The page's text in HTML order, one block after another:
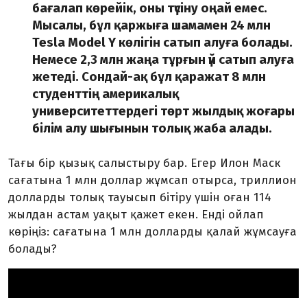
бағалап көрейік, оны түсіну оңай емес.
Мысалы, бұл қаржыға шамамен 24 млн
Tesla Model Y көлігін сатып алуға болады.
Немесе 2,3 млн жаңа тұрғын үй сатып алуға
жетеді. Сондай-ақ бұл қаражат 8 млн
студенттің америкалық
университеттердегі төрт жылдық жоғары
білім алу шығынын толық жаба алады.
Тағы бір қызық салыстыру бар. Егер Илон Маск
сағатына 1 млн доллар жұмсап отырса, триллион
долларды толық тауысып бітіру үшін оған 114
жылдан астам уақыт қажет екен. Енді ойлап
көріңіз: сағатына 1 млн долларды қалай жұмсауға
болады?